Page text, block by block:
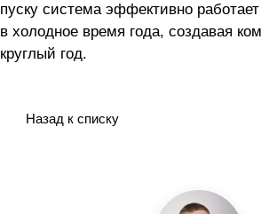
пуску система эффективно
в холодное время года, создавая
круглый год.
Назад к списку